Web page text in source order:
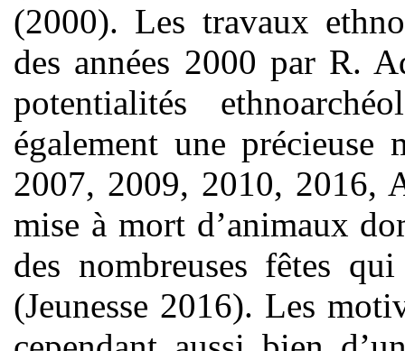
(2000). Les travaux
des années 2000 par R.
potentialités
également une précieuse
2007, 2009, 2010, 2016,
mise à mort d’animaux
des nombreuses fêtes
(Jeunesse 2016). Les